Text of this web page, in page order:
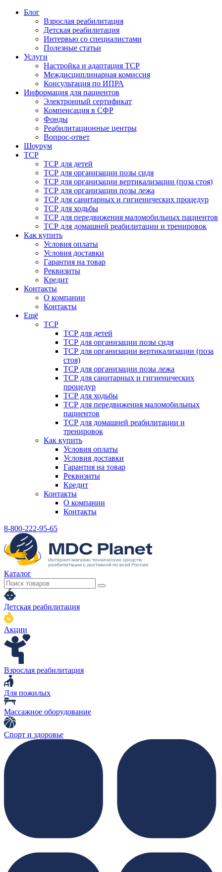
Блог
Взрослая реабилитация
Детская реабилитация
Интервью со специалистами
Полезные статьи
Услуги
Настройка и адаптация ТСР
Междисциплинарная комиссия
Консультация по ИПРА
Информация для пациентов
Электронный сертификат
Компенсация в СФР
Фонды
Реабилитационные центры
Вопрос-ответ
Шоурум
ТСР
ТСР для детей
ТСР для организации позы сидя
ТСР для организации вертикализации (поза стоя)
ТСР для организации позы лежа
ТСР для санитарных и гигиенических процедур
ТСР для ходьбы
ТСР для передвижения маломобильных пациентов
ТСР для домашней реабилитации и тренировок
Как купить
Условия оплаты
Условия доставки
Гарантия на товар
Реквизиты
Кредит
Контакты
О компании
Контакты
Ещё
ТСР
ТСР для детей
ТСР для организации позы сидя
ТСР для организации вертикализации (поза
стоя)
ТСР для организации позы лежа
ТСР для санитарных и гигиенических
процедур
ТСР для ходьбы
ТСР для передвижения маломобильных
пациентов
ТСР для домашней реабилитации и
тренировок
Как купить
Условия оплаты
Условия доставки
Гарантия на товар
Реквизиты
Кредит
Контакты
О компании
Контакты
8-800-222-95-65
Каталог
Детская реабилитация
Акции
Взрослая реабилитация
Для пожилых
Массажное оборудование
Спорт и здоровье